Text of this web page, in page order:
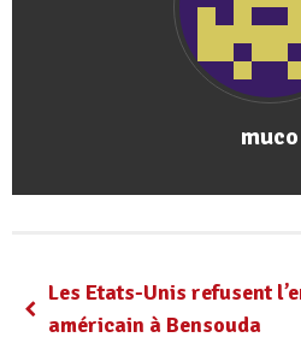
muco
Les Etats-Unis refusent
américain à Bensouda